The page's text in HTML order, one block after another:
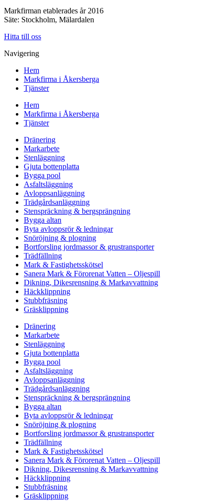
Markfirman etablerades år 2016
Säte: Stockholm, Mälardalen
Hitta till oss
Navigering
Hem
Markfirma i Åkersberga
Tjänster
Hem
Markfirma i Åkersberga
Tjänster
Dränering
Markarbete
Stenläggning
Gjuta bottenplatta
Bygga pool
Asfaltsläggning
Avloppsanläggning
Trädgårdsanläggning
Stenspräckning & bergsprängning
Bygga altan
Byta avloppsrör & ledningar
Snöröjning & plogning
Bortforsling jordmassor & grustransporter
Trädfällning
Mark & Fastighetsskötsel
Sanera Mark & Förorenat Vatten – Oljespill
Dikning, Dikesrensning & Markavvattning
Häckklippning
Stubbfräsning
Gräsklippning
Dränering
Markarbete
Stenläggning
Gjuta bottenplatta
Bygga pool
Asfaltsläggning
Avloppsanläggning
Trädgårdsanläggning
Stenspräckning & bergsprängning
Bygga altan
Byta avloppsrör & ledningar
Snöröjning & plogning
Bortforsling jordmassor & grustransporter
Trädfällning
Mark & Fastighetsskötsel
Sanera Mark & Förorenat Vatten – Oljespill
Dikning, Dikesrensning & Markavvattning
Häckklippning
Stubbfräsning
Gräsklippning